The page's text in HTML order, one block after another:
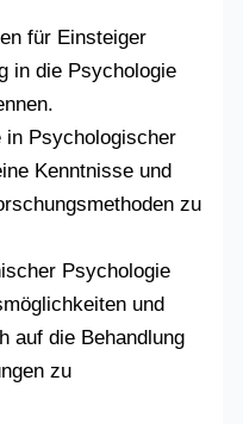
für Einsteiger
in die Psychologie
in Psychologischer
Kenntnisse und
zu
Psychologie
und
auf die Behandlung
zu